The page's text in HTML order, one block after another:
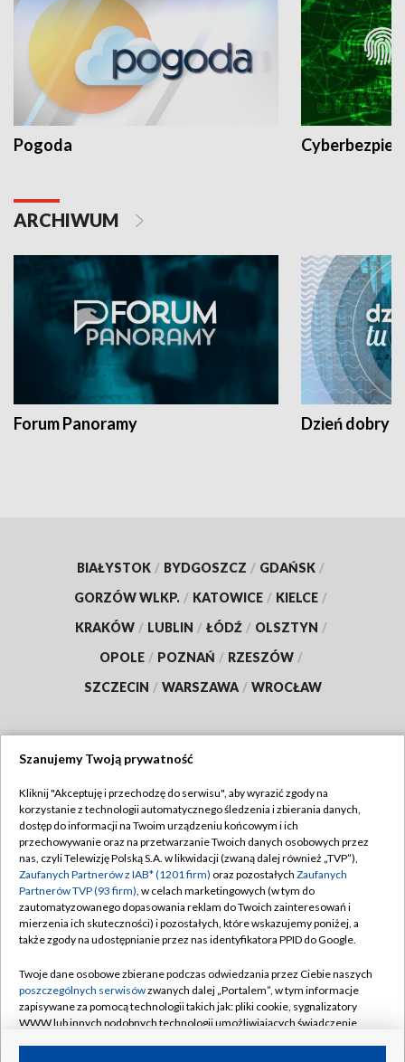
Pogoda
ARCHIWUM
Forum Panoramy Dzień dobry
BIAŁYSTOK / BYDGOSZCZ / GDAŃSK /
GORZÓW WLKP. / KATOWICE / KIELCE /
KRAKÓW / LUBLIN / ŁÓDŹ / OLSZTYN /
OPOLE / POZNAŃ / RZESZÓW /
SZCZECIN / WARSZAWA / WROCŁAW
TVP
Abonament TVP
Emisja w TVP
Centrum informacji TVP
Naziemna Telewizja Cyfrowa
Rada Programowa
System NOS
Informacje o nadawcy
Regulamin TVP
Polityka prywatności
Moje zgody
Pomoc
Kontakt
Kanały
Szanujemy Twoją prywatność
Kliknij "Akceptuję i przechodzę do serwisu", aby wyrazić zgody na
korzystanie z technologii automatycznego śledzenia i zbierania danych,
dostęp do informacji na Twoim urządzeniu końcowym i ich
przechowywanie oraz na przetwarzanie Twoich danych osobowych przez
nas, czyli Telewizję Polską S.A. w likwidacji (zwaną dalej również „TVP”),
Zaufanych Partnerów z IAB* (1201 firm) oraz pozostałych Zaufanych
Partnerów TVP (93 firm), w celach marketingowych (w tym do
zautomatyzowanego dopasowania reklam do Twoich zainteresowań i
mierzenia ich skuteczności) i pozostałych, które wskazujemy poniżej, a
także zgody na udostępnianie przez nas identyfikatora PPID do Google.
Twoje dane osobowe zbierane podczas odwiedzania przez Ciebie naszych
poszczególnych serwisówzwanych dalej „Portalem”, w tym informacje
zapisywane za pomocą technologii takich jak: pliki cookie, sygnalizatory
WWW lub innych podobnych technologii umożliwiających świadczenie